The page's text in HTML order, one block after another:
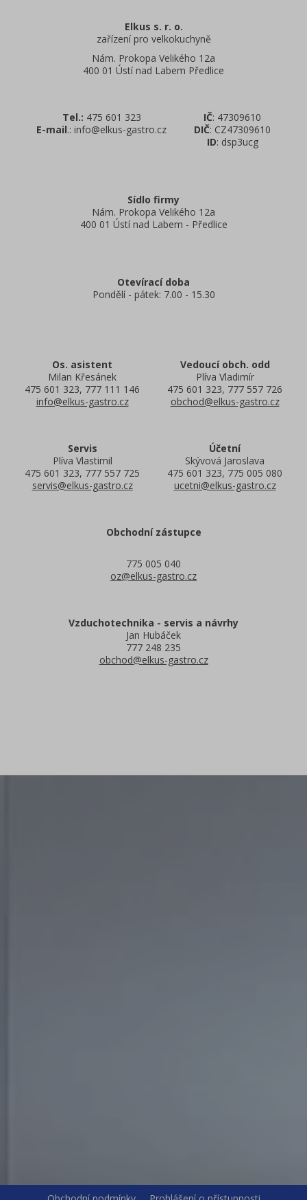
Elkus s. r. o.
zařízení pro velkokuchyně
Nám. Prokopa Velikého 12a
400 01 Ústí nad Labem Předlice
Tel.: 475 601 323
E-mail.: info@elkus-gastro.cz
IČ: 47309610
DIČ: CZ47309610
ID: dsp3ucg
Sídlo firmy
Nám. Prokopa Velikého 12a
400 01 Ústí nad Labem - Předlice
Otevírací doba
Pondělí - pátek: 7.00 - 15.30
Os. asistent
Milan Křesánek
475 601 323, 777 111 146
info@elkus-gastro.cz
Vedoucí obch. odd
Plíva Vladimír
475 601 323, 777 557 726
obchod@elkus-gastro.cz
Servis
Plíva Vlastimil
475 601 323, 777 557 725
servis@elkus-gastro.cz
Účetní
Skývová Jaroslava
475 601 323, 775 005 080
ucetni@elkus-gastro.cz
Obchodní zástupce
775 005 040
oz@elkus-gastro.cz
Vzduchotechnika - servis a návrhy
Jan Hubáček
777 248 235
obchod@elkus-gastro.cz